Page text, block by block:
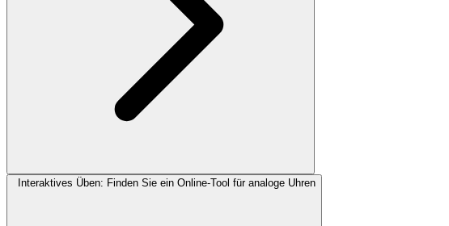
Interaktives Üben: Finden Sie ein Online-Tool für analoge Uhren